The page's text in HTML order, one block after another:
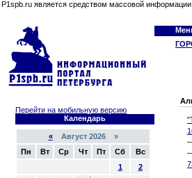
P1spb.ru является средством массовой
Перейти на мобильную версию
Календарь
«Август 2026 »
Пн
Вт Ср Чт Пт Сб
Вс
1
2